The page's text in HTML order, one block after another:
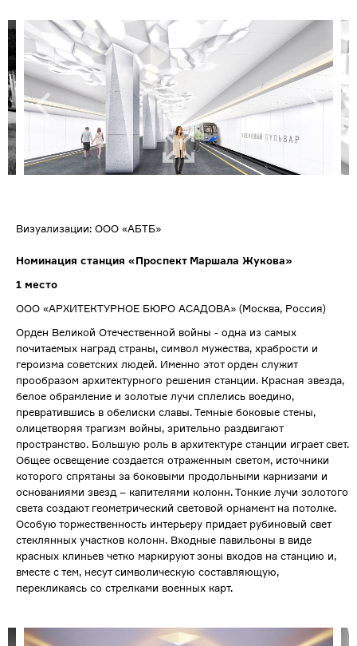
Визуализации: ООО «АБТБ»
Номинация станция «Проспект Маршала Жукова»
1 место
ООО «АРХИТЕКТУРНОЕ БЮРО АСАДОВА» (Москва, Россия)
Орден Великой Отечественной войны - одна из самых
почитаемых наград страны, символ мужества, храбрости и
героизма советских людей. Именно этот орден служит
прообразом архитектурного решения станции. Красная звезда,
белое обрамление и золотые лучи сплелись воедино,
превратившись в обелиски славы. Темные боковые стены,
олицетворяя трагизм войны, зрительно раздвигают
пространство. Большую роль в архитектуре станции играет свет.
Общее освещение создается отраженным светом, источники
которого спрятаны за боковыми продольными карнизами и
основаниями звезд – капителями колонн. Тонкие лучи золотого
света создают геометрический световой орнамент на потолке.
Особую торжественность интерьеру придает рубиновый свет
стеклянных участков колонн. Входные павильоны в виде
красных клиньев четко маркируют зоны входов на станцию и,
вместе с тем, несут символическую составляющую,
перекликаясь со стрелками военных карт.